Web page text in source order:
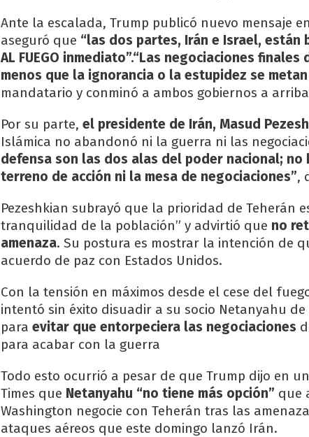
Ante la escalada, Trump publicó nuevo mensaje
aseguró que “las dos partes, Irán e Israel, están
AL FUEGO inmediato”.“Las negociaciones finales
menos que la ignorancia o la estupidez se
mandatario y conminó a ambos gobiernos a
Por su parte, el presidente de Irán, Masud
Islámica no abandonó ni la guerra ni las
defensa son las dos alas del poder nacional; no
terreno de acción ni la mesa de negociaciones”,
Pezeshkian subrayó que la prioridad de Teherán
tranquilidad de la población” y advirtió que no
amenaza. Su postura es mostrar la intención de
acuerdo de paz con Estados Unidos.
Con la tensión en máximos desde el cese del
intentó sin éxito disuadir a su socio Netanyahu
para evitar que entorpeciera las negociaciones
para acabar con la guerra
Todo esto ocurrió a pesar de que Trump dijo en
Times que Netanyahu “no tiene más opción” que
Washington negocie con Teherán tras las
ataques aéreos que este domingo lanzó Irán.